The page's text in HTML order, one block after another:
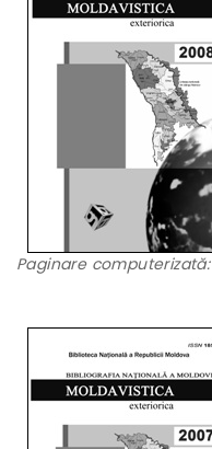
Paginare computerizată: